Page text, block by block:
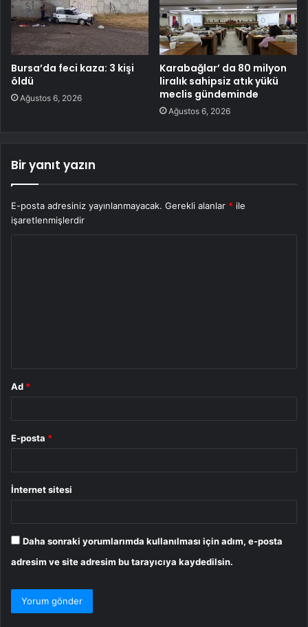
Bursa’da feci kaza: 3 kişi
öldü
Ağustos 6, 2026
Karabağlar’ da 80 milyon
liralık sahipsiz atık yükü
meclis gündeminde
Ağustos 6, 2026
Bir yanıt yazın
E-posta adresiniz yayınlanmayacak. Gerekli alanlar * ile
işaretlenmişlerdir
Ad *
E-posta *
İnternet sitesi
Daha sonraki yorumlarımda kullanılması için adım, e-posta
adresim ve site adresim bu tarayıcıya kaydedilsin.